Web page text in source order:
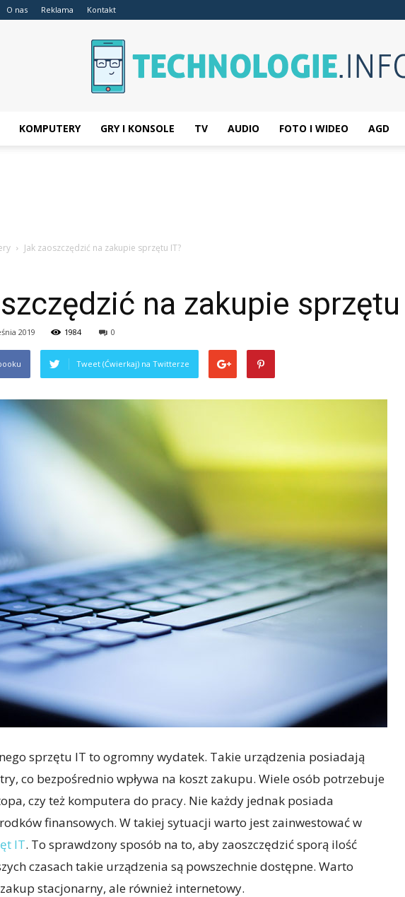
O nas Reklama Kontakt
KOMPUTERY GRY I KONSOLE TV AUDIO FOTO I WIDEO AGD
Jak zaoszczędzić na zakupie sprzętu IT?
na zakupie sprzętu
2019 1984 0
Tweet (Ćwierkaj) na Twitterze
sprzętu IT to ogromny wydatek. Takie urządzenia posiadają
co bezpośrednio wpływa na koszt zakupu. Wiele osób potrzebuje
czy też komputera do pracy. Nie każdy jednak posiada
finansowych. W takiej sytuacji warto jest zainwestować w
IT. To sprawdzony sposób na to, aby zaoszczędzić sporą ilość
czasach takie urządzenia są powszechnie dostępne. Warto
stacjonarny, ale również internetowy.